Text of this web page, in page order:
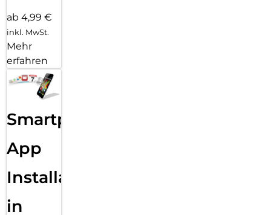
ab 4,99 €
inkl. MwSt.
Mehr
erfahren
Smartphone
App
Installation
in